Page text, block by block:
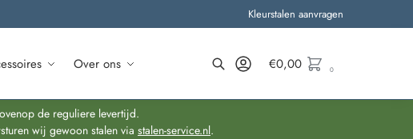
Kleurstalen aanvragen
Over ons €0,00 0
de reguliere levertijd.
wij gewoon stalen via stalen-service.nl.